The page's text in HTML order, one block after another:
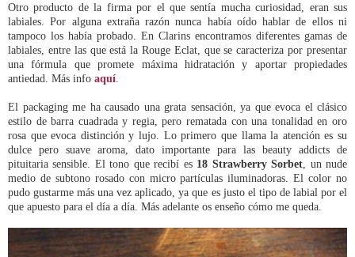
Otro producto de la firma por el que sentía mucha curiosidad, eran sus
labiales. Por alguna extraña razón nunca había oído hablar de ellos ni
tampoco los había probado. En Clarins encontramos diferentes gamas de
labiales, entre las que está la Rouge Eclat, que se caracteriza por presentar
una fórmula que promete máxima hidratación y aportar propiedades
antiedad. Más info aquí.
El packaging me ha causado una grata sensación, ya que evoca el clásico
estilo de barra cuadrada y regia, pero rematada con una tonalidad en oro
rosa que evoca distinción y lujo. Lo primero que llama la atención es su
dulce pero suave aroma, dato importante para las beauty addicts de
pituitaria sensible. El tono que recibí es 18 Strawberry Sorbet, un nude
medio de subtono rosado con micro partículas iluminadoras. El color no
pudo gustarme más una vez aplicado, ya que es justo el tipo de labial por el
que apuesto para el día a día. Más adelante os enseño cómo me queda.